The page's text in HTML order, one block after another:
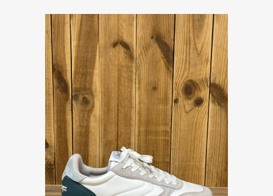
45
Vider
Catégories
Marques
Taille